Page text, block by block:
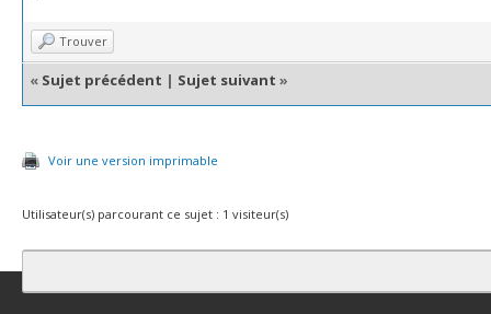
Trouver
« Sujet précédent | Sujet suivant »
Voir une version imprimable
Utilisateur(s) parcourant ce sujet : 1 visiteur(s)
Contact Club Affiliation Retourner en haut Version bas-débit